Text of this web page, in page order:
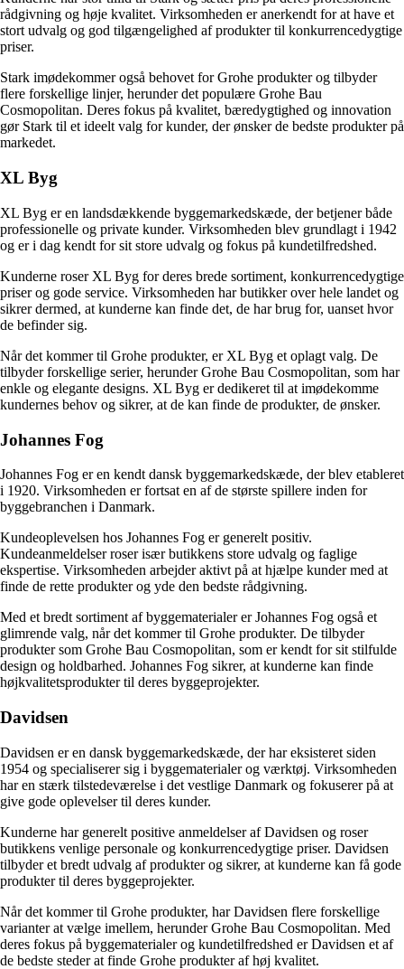
rådgivning og høje kvalitet. Virksomheden er anerkendt for at have et
stort udvalg og god tilgængelighed af produkter til konkurrencedygtige
priser.
Stark imødekommer også behovet for Grohe produkter og tilbyder
flere forskellige linjer, herunder det populære Grohe Bau
Cosmopolitan. Deres fokus på kvalitet, bæredygtighed og innovation
gør Stark til et ideelt valg for kunder, der ønsker de bedste produkter på
markedet.
XL Byg
XL Byg er en landsdækkende byggemarkedskæde, der betjener både
professionelle og private kunder. Virksomheden blev grundlagt i 1942
og er i dag kendt for sit store udvalg og fokus på kundetilfredshed.
Kunderne roser XL Byg for deres brede sortiment, konkurrencedygtige
priser og gode service. Virksomheden har butikker over hele landet og
sikrer dermed, at kunderne kan finde det, de har brug for, uanset hvor
de befinder sig.
Når det kommer til Grohe produkter, er XL Byg et oplagt valg. De
tilbyder forskellige serier, herunder Grohe Bau Cosmopolitan, som har
enkle og elegante designs. XL Byg er dedikeret til at imødekomme
kundernes behov og sikrer, at de kan finde de produkter, de ønsker.
Johannes Fog
Johannes Fog er en kendt dansk byggemarkedskæde, der blev etableret
i 1920. Virksomheden er fortsat en af de største spillere inden for
byggebranchen i Danmark.
Kundeoplevelsen hos Johannes Fog er generelt positiv.
Kundeanmeldelser roser især butikkens store udvalg og faglige
ekspertise. Virksomheden arbejder aktivt på at hjælpe kunder med at
finde de rette produkter og yde den bedste rådgivning.
Med et bredt sortiment af byggematerialer er Johannes Fog også et
glimrende valg, når det kommer til Grohe produkter. De tilbyder
produkter som Grohe Bau Cosmopolitan, som er kendt for sit stilfulde
design og holdbarhed. Johannes Fog sikrer, at kunderne kan finde
højkvalitetsprodukter til deres byggeprojekter.
Davidsen
Davidsen er en dansk byggemarkedskæde, der har eksisteret siden
1954 og specialiserer sig i byggematerialer og værktøj. Virksomheden
har en stærk tilstedeværelse i det vestlige Danmark og fokuserer på at
give gode oplevelser til deres kunder.
Kunderne har generelt positive anmeldelser af Davidsen og roser
butikkens venlige personale og konkurrencedygtige priser. Davidsen
tilbyder et bredt udvalg af produkter og sikrer, at kunderne kan få gode
produkter til deres byggeprojekter.
Når det kommer til Grohe produkter, har Davidsen flere forskellige
varianter at vælge imellem, herunder Grohe Bau Cosmopolitan. Med
deres fokus på byggematerialer og kundetilfredshed er Davidsen et af
de bedste steder at finde Grohe produkter af høj kvalitet.